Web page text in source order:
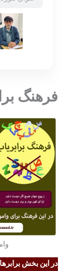
فرهنگ
در این بخش